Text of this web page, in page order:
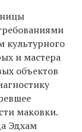
культурного
и мастера
объектов
маковки.
Эдхам